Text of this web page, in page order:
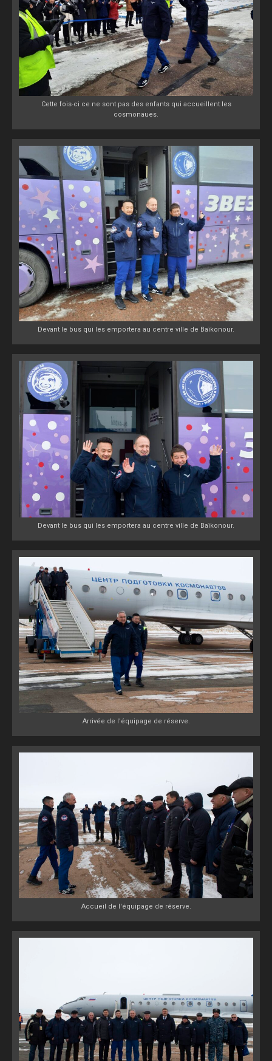
Cette fois-ci ce ne sont pas des enfants qui accueillent les
cosmonaues.
Devant le bus qui les emportera au centre ville de Baïkonour.
Devant le bus qui les emportera au centre ville de Baïkonour.
Arrivée de l'équipage de réserve.
Accueil de l'équipage de réserve.